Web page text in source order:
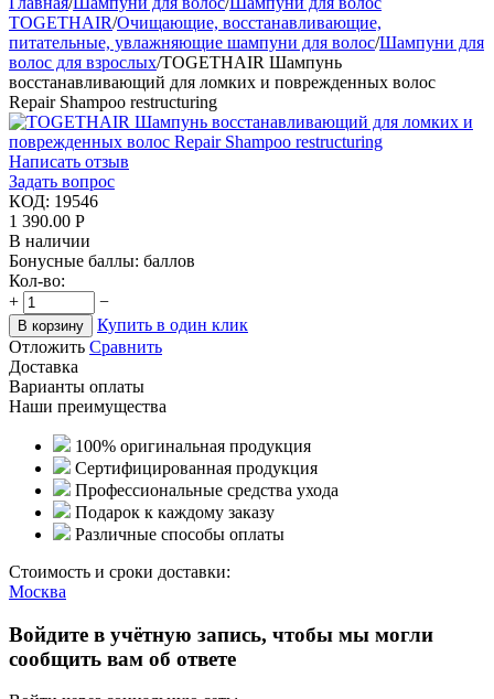
TOGETHAIR/Очищающие, восстанавливающие,
питательные, увлажняющие шампуни для волос/Шампуни для
волос для взрослых/TOGETHAIR Шампунь
восстанавливающий для ломких и поврежденных волос
Repair Shampoo restructuring
Написать отзыв
Задать вопрос
КОД: 19546
1 390.00 Р
В наличии
Бонусные баллы: баллов
Кол-во:
+
−
В корзину
Купить в один клик
Отложить Сравнить
Доставка
Варианты оплаты
Наши преимущества
100% оригинальная продукция
Сертифицированная продукция
Профессиональные средства ухода
Подарок к каждому заказу
Различные способы оплаты
Стоимость и сроки доставки:
Москва
Войдите в учётную запись, чтобы мы могли
сообщить вам об ответе